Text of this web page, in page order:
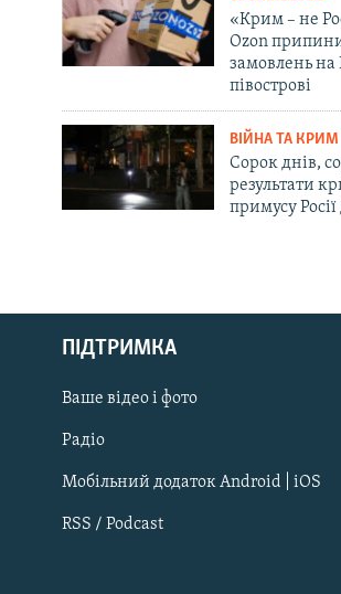
Русский
Qırımtatar
ДОЛУЧАЙСЯ!
«Крим – не
Ozon
замовлень
півострові
ВІЙНА ТА КРИМ
Сорок днів,
результати
примусу
ПІДТРИМКА
Ваше відео і фото
Радіо
Мобільний додаток Android | iOS
RSS / Podcast